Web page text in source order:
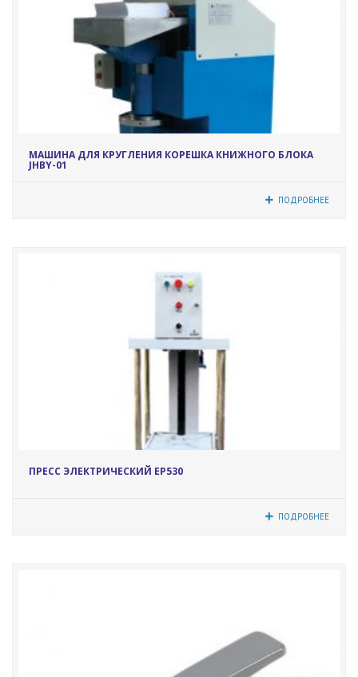
МАШИНА ДЛЯ КРУГЛЕНИЯ КОРЕШКА КНИЖНОГО БЛОКА
JHBY-01
ПОДРОБНЕЕ
5334
ПРЕСС ЭЛЕКТРИЧЕСКИЙ EP530
ПОДРОБНЕЕ